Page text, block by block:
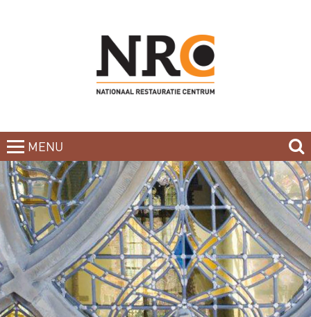
MENU
CLOSE
HOME
CURSUSAANBOD
BOEKEN
OVER DE DOCENTEN
INCOMPANY-CURSUS
BLOG
NIEUWSBRIEF
CONTACT
OVER ONS
PARTNERS